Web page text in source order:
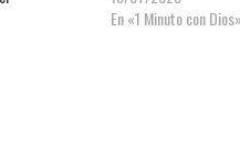
En «1 Minuto con Dios»